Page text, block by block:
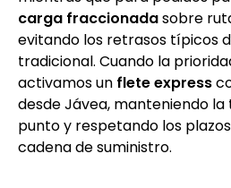
carga fraccionadasobre
evitando los retrasos típicos
tradicional. Cuando la
activamos un flete express
desde Jávea, manteniendo
punto y respetando los
cadena de suministro.